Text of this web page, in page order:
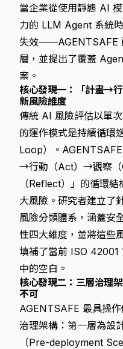
當企業從使用靜態 AI
力的 LLM Agent 系統
失效——AGENTSAFE
層，並提出了覆蓋
案。
核心發現一：「計畫→
新風險維度
傳統 AI 風險評估以單
的運作模式是持續循環
Loop）。AGENTSAFE
→行動（Act）→觀察
（Reflect）」的循環
大風險。研究者建立了
風險分類體系，涵蓋安
性四大維度，並將這些
填補了當前 ISO
中的空白。
核心發現二：三層治理
不可
AGENTSAFE 最具操
治理架構：第一層為設
（Pre-deployment